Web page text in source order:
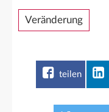
Veränderung
teilen